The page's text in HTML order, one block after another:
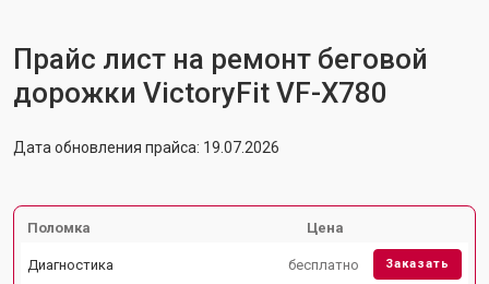
Прайс лист на ремонт беговой
дорожки VictoryFit VF-X780
Дата обновления прайса: 19.07.2026
Поломка Цена
Диагностика бесплатно Заказать